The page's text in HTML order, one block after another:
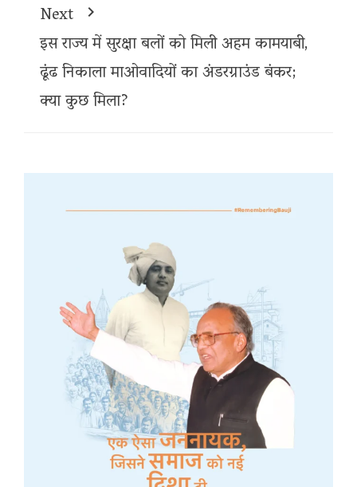
Next
इस राज्य में सुरक्षा बलों को मिली अहम कामयाबी,
ढूंढ निकाला माओवादियों का अंडरग्राउंड बंकर;
क्या कुछ मिला?